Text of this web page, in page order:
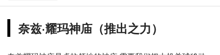
奈兹·耀玛神庙（推出之力）